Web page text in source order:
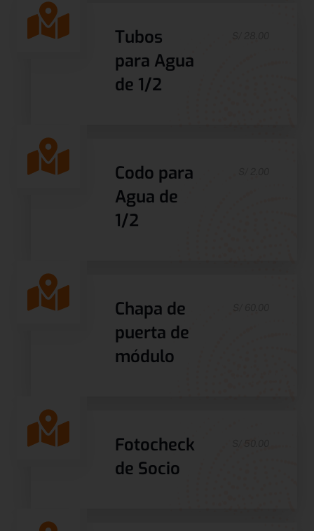
Tubos
para Agua
de 1/2
Codo para
Agua de
1/2
Chapa de
puerta de
módulo
Fotocheck
de Socio